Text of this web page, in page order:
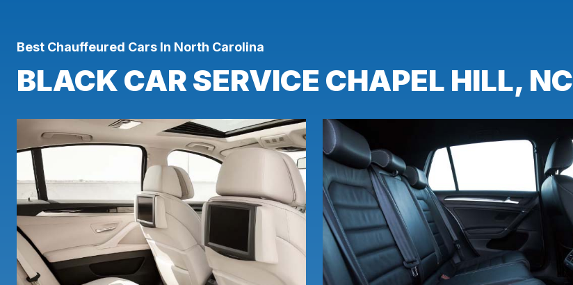
Best Chauffeured Cars In North Carolina
BLACK CAR SERVICE CHAPEL HILL, NC